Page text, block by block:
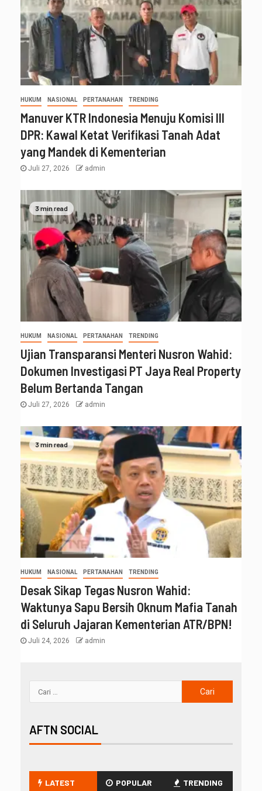
HUKUM NASIONAL PERTANAHAN TRENDING
Manuver KTR Indonesia Menuju Komisi III
DPR: Kawal Ketat Verifikasi Tanah Adat
yang Mandek di Kementerian
Juli 27, 2026 admin
3 min read
HUKUM NASIONAL PERTANAHAN TRENDING
Ujian Transparansi Menteri Nusron Wahid:
Dokumen Investigasi PT Jaya Real Property
Belum Bertanda Tangan
Juli 27, 2026 admin
3 min read
HUKUM NASIONAL PERTANAHAN TRENDING
Desak Sikap Tegas Nusron Wahid:
Waktunya Sapu Bersih Oknum Mafia Tanah
di Seluruh Jajaran Kementerian ATR/BPN!
Juli 24, 2026 admin
AFTN SOCIAL
LATEST POPULAR TRENDING